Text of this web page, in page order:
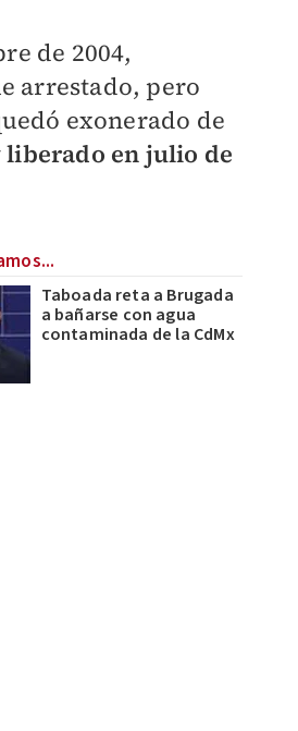
de 2004,
arrestado, pero
exonerado de
liberado en julio de
Taboada reta a Brugada
a bañarse con agua
contaminada de la CdMx